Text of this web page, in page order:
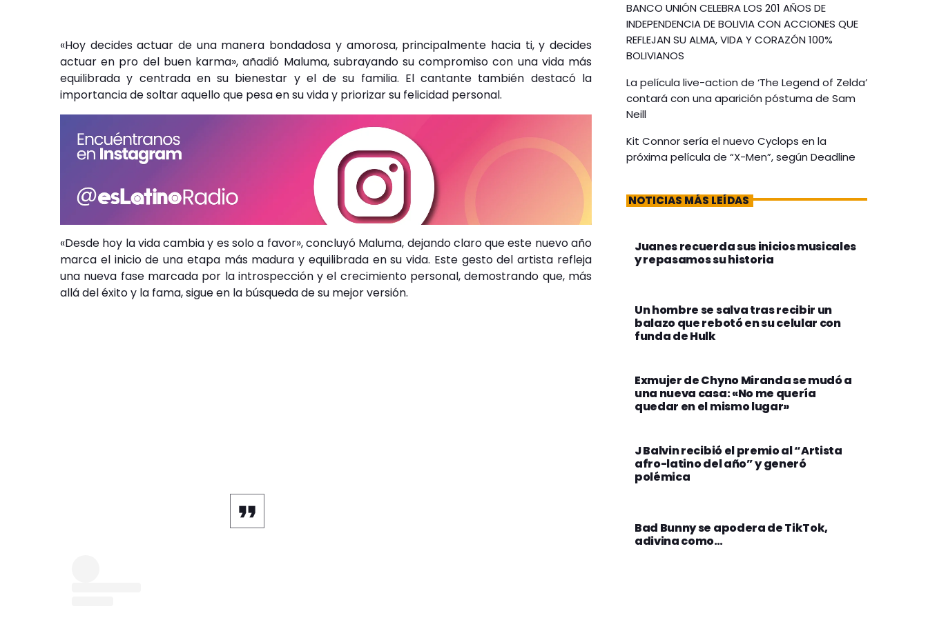
«Hoy decides actuar de una manera bondadosa y amorosa, principalmente hacia ti, y decides
actuar en pro del buen karma», añadió Maluma, subrayando su compromiso con una vida más
equilibrada y centrada en su bienestar y el de su familia. El cantante también destacó la
importancia de soltar aquello que pesa en su vida y priorizar su felicidad personal.
«Desde hoy la vida cambia y es solo a favor», concluyó Maluma, dejando claro que este nuevo año
marca el inicio de una etapa más madura y equilibrada en su vida. Este gesto del artista refleja
una nueva fase marcada por la introspección y el crecimiento personal, demostrando que, más
allá del éxito y la fama, sigue en la búsqueda de su mejor versión.
BANCO UNIÓN CELEBRA LOS 201 AÑOS DE
INDEPENDENCIA DE BOLIVIA CON ACCIONES QUE
REFLEJAN SU ALMA, VIDA Y CORAZÓN 100%
BOLIVIANOS
La película live-action de ‘The Legend of Zelda’
contará con una aparición póstuma de Sam
Neill
Kit Connor sería el nuevo Cyclops en la
próxima película de “X-Men”, según Deadline
NOTICIAS MÁS LEÍDAS
Juanes recuerda sus inicios musicales
y repasamos su historia
Un hombre se salva tras recibir un
balazo que rebotó en su celular con
funda de Hulk
Exmujer de Chyno Miranda se mudó a
una nueva casa: «No me quería
quedar en el mismo lugar»
J Balvin recibió el premio al “Artista
afro-latino del año” y generó
polémica
Bad Bunny se apodera de TikTok,
adivina como…